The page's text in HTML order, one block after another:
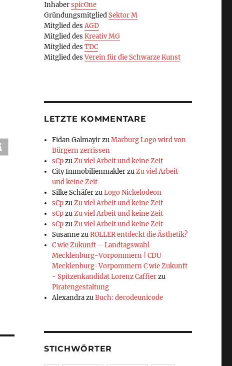
InhaberspicOne
GründungsmitgliedSektor M
Mitglied desAGD
Mitglied des Kreativ MG
Mitglied des TDC
Mitglied desVerein für die Schwarze Kunst
LETZTE KOMMENTARE
Fidan GalmayirzuMarburg Logo wird von
Bürgern zerrissen
sCpzuZu viel Arbeit und keine Zeit
City ImmobilienmaklerzuZu viel Arbeit
und keine Zeit
Silke SchäferzuLogo Nickelodeon
sCpzuZu viel Arbeit und keine Zeit
sCpzuZu viel Arbeit und keine Zeit
sCpzuZu viel Arbeit und keine Zeit
SusannezuROLLER entdeckt die Ästhetik?
C wie Zukunft – Landtagswahl
Mecklenburg-Vorpommern | CDU
Mecklenburg-Vorpommern C wie Zukunft
- Spitzenkandidat Lorenz Caffierzu
Piratengestaltung
AlexandrazuBuch: decodeunicode
STICHWÖRTER